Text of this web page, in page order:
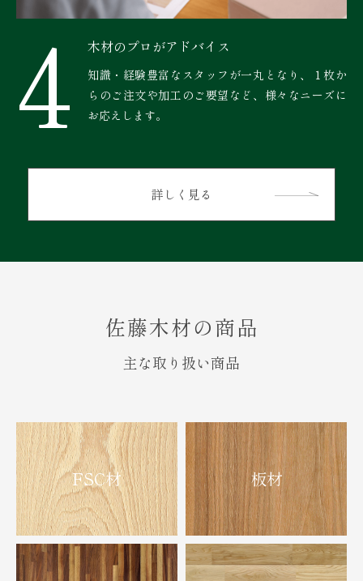
4 木材のプロがアドバイス
知識・経験豊富なスタッフが一丸となり、１枚か
らのご注文や加工のご要望など、様々なニーズに
お応えします。
詳しく見る
佐藤木材の商品
主な取り扱い商品
FSC材 板材